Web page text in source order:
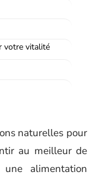
votre vitalité
naturelles pour
au meilleur de
alimentation